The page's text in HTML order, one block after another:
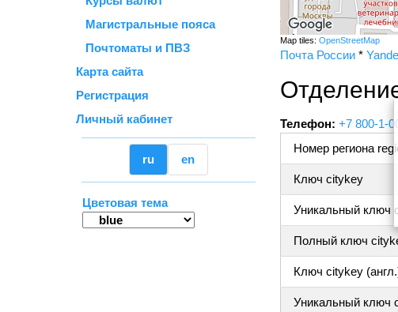
Магистральные пояса
Почтоматы и ПВЗ
Карта сайта
Регистрация
Личный кабинет
ru en
Цветовая тема
Map tiles: OpenStreetMap
Почта России *
Телефон: +7 800-1-
Номер региона
Ключ citykey
Уникальный ключ
Полный ключ
Ключ citykey
Уникальный ключ